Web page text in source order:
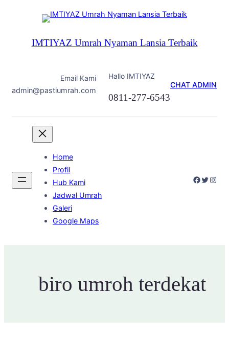
IMTIYAZ Umrah Nyaman Lansia Terbaik
Email Kami
admin@pastiumrah.com
Hallo IMTIYAZ
0811-277-6543
CHAT ADMIN
Home
Profil
Hub Kami
Jadwal Umrah
Galeri
Google Maps
Twitter
biro umroh terdekat